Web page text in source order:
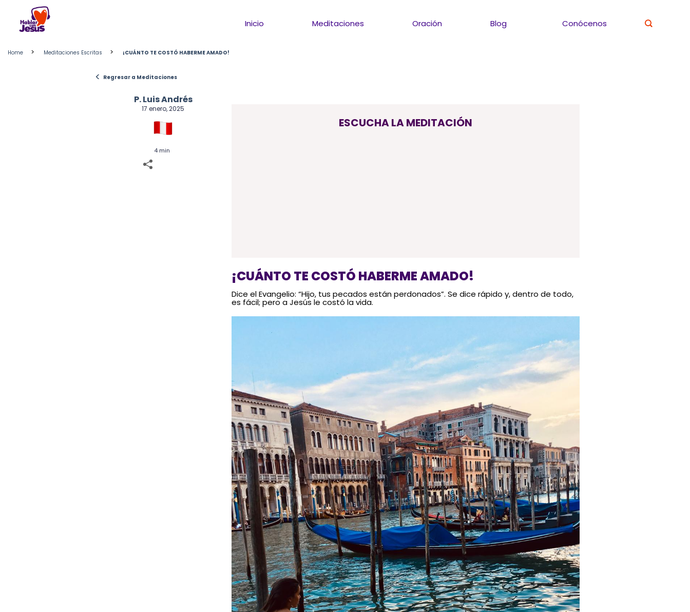
content
Inicio Meditaciones Oración Blog Conócenos
Home > Meditaciones Escritas > ¡CUÁNTO TE COSTÓ HABERME AMADO!
< Regresar a Meditaciones
P. Luis Andrés
17 enero, 2025
4 min
ESCUCHA LA MEDITACIÓN
¡CUÁNTO TE COSTÓ HABERME AMADO!
Dice el Evangelio: “Hijo, tus pecados están perdonados”. Se dice rápido y, dentro de todo,
es fácil; pero a Jesús le costó la vida.